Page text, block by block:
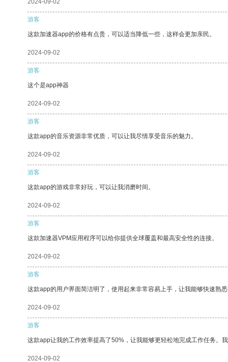
2024-09-02
游客
这款加速器app的价格有点贵，可以适当降低一些，这样会更加亲民。
2024-09-02
游客
这个是app神器
2024-09-02
游客
这款app的音乐资源非常优质，可以让我尽情享受音乐的魅力。
2024-09-02
游客
这款app的游戏非常好玩，可以让我消磨时间。
2024-09-02
游客
这款加速器VPM应用程序可以给你提供全球覆盖和最高安全性的连接。
2024-09-02
游客
这款app的用户界面简洁明了，使用起来非常容易上手，让我能够快速熟
2024-09-02
游客
这款app让我的工作效率提高了50%，让我能够更轻松地完成工作任务。
2024-09-02